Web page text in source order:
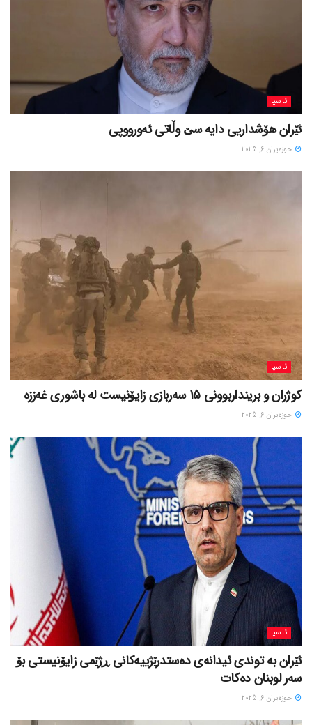
ئاسیا
ئێران هۆشداریی دایە سێ وڵاتی ئەورووپی
حوزه‌یران 6, 2025
ئاسیا
کوژران و برینداربوونی 15 سەربازی زایۆنیست لە باشوری غەززە
حوزه‌یران 6, 2025
ئاسیا
ئێران بە توندی ئیدانەی دەستدرێژییەکانی ڕژێمی زایۆنیستی بۆ
سەر لوبنان دەکات
حوزه‌یران 6, 2025